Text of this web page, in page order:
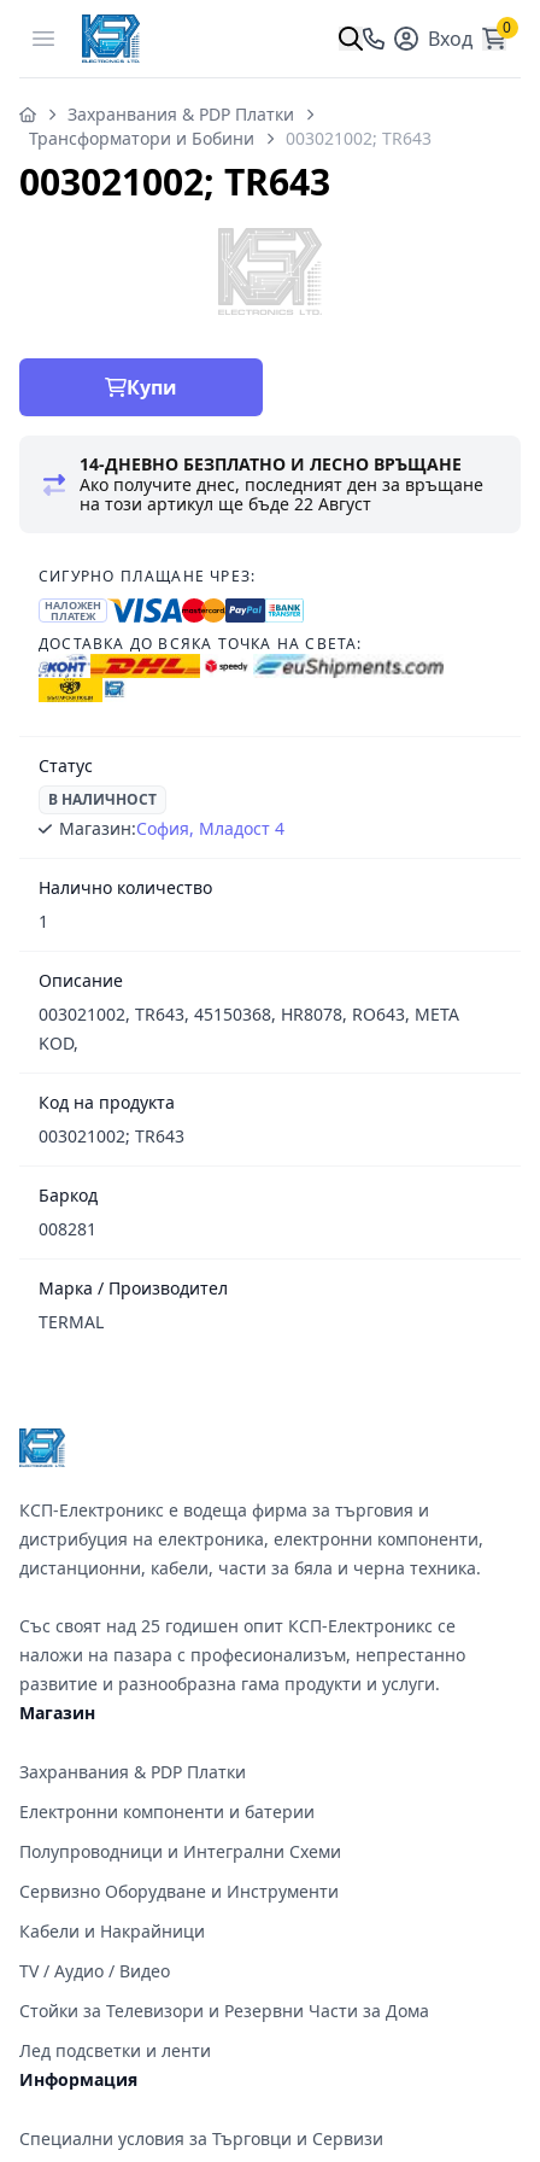
Open menu Вход 0
Захранвания & PDP Платки
Трансформатори и Бобини
003021002; TR643
003021002; TR643
Купи
14-ДНЕВНО БЕЗПЛАТНО И ЛЕСНО ВРЪЩАНЕ
Ако получите днес, последният ден за връщане
на този артикул ще бъде22 Август
СИГУРНО ПЛАЩАНЕ ЧРЕЗ:
НАЛОЖЕН
ПЛАТЕЖ
ДОСТАВКА ДО ВСЯКА ТОЧКА НА СВЕТА:
Статус
В НАЛИЧНОСТ
Магазин:София, Младост 4
Налично количество
1
Описание
003021002, TR643, 45150368, HR8078, RO643, META
KOD,
Код на продукта
003021002; TR643
Баркод
008281
Марка / Производител
TERMAL
КСП-Електроникс е водеща фирма за търговия и
дистрибуция на електроника, електронни компоненти,
дистанционни, кабели, части за бяла и черна техника.
Със своят над 25 годишен опит КСП-Електроникс се
наложи на пазара с професионализъм, непрестанно
развитие и разнообразна гама продукти и услуги.
Магазин
Захранвания & PDP Платки
Електронни компоненти и батерии
Полупроводници и Интегрални Схеми
Сервизно Оборудване и Инструменти
Кабели и Накрайници
TV / Аудио / Видео
Стойки за Телевизори и Резервни Части за Дома
Лед подсветки и ленти
Информация
Специални условия за Търговци и Сервизи